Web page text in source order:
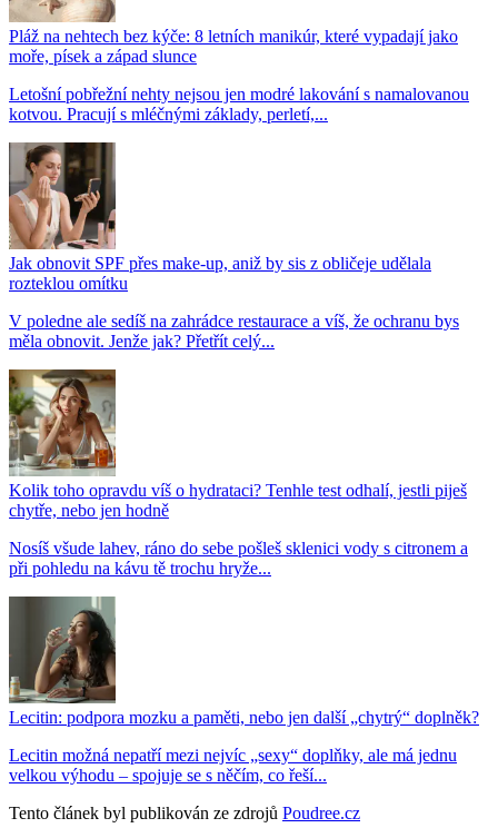
Pláž na nehtech bez kýče: 8 letních manikúr, které vypadají jako
moře, písek a západ slunce
Letošní pobřežní nehty nejsou jen modré lakování s namalovanou
kotvou. Pracují s mléčnými základy, perletí,...
Jak obnovit SPF přes make-up, aniž by sis z obličeje udělala
rozteklou omítku
V poledne ale sedíš na zahrádce restaurace a víš, že ochranu bys
měla obnovit. Jenže jak? Přetřít celý...
Kolik toho opravdu víš o hydrataci? Tenhle test odhalí, jestli piješ
chytře, nebo jen hodně
Nosíš všude lahev, ráno do sebe pošleš sklenici vody s citronem a
při pohledu na kávu tě trochu hryže...
Lecitin: podpora mozku a paměti, nebo jen další „chytrý“ doplněk?
Lecitin možná nepatří mezi nejvíc „sexy“ doplňky, ale má jednu
velkou výhodu – spojuje se s něčím, co řeší...
Tento článek byl publikován ze zdrojů Poudree.cz